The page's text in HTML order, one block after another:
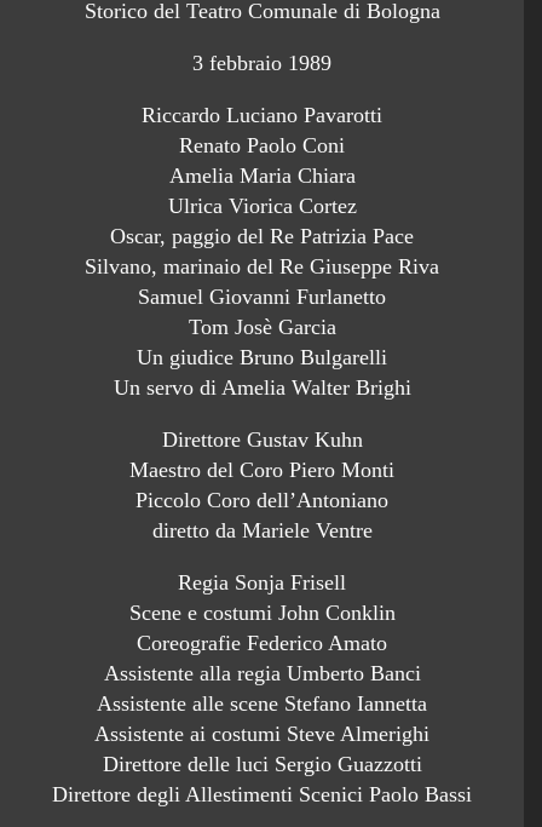
Storico del Teatro Comunale di Bologna
3 febbraio 1989
Riccardo Luciano Pavarotti
Renato Paolo Coni
Amelia Maria Chiara
Ulrica Viorica Cortez
Oscar, paggio del Re Patrizia Pace
Silvano, marinaio del Re Giuseppe Riva
Samuel Giovanni Furlanetto
Tom Josè Garcia
Un giudice Bruno Bulgarelli
Un servo di Amelia Walter Brighi
Direttore Gustav Kuhn
Maestro del Coro Piero Monti
Piccolo Coro dell’Antoniano
diretto da Mariele Ventre
Regia Sonja Frisell
Scene e costumi John Conklin
Coreografie Federico Amato
Assistente alla regia Umberto Banci
Assistente alle scene Stefano Iannetta
Assistente ai costumi Steve Almerighi
Direttore delle luci Sergio Guazzotti
Direttore degli Allestimenti Scenici Paolo Bassi